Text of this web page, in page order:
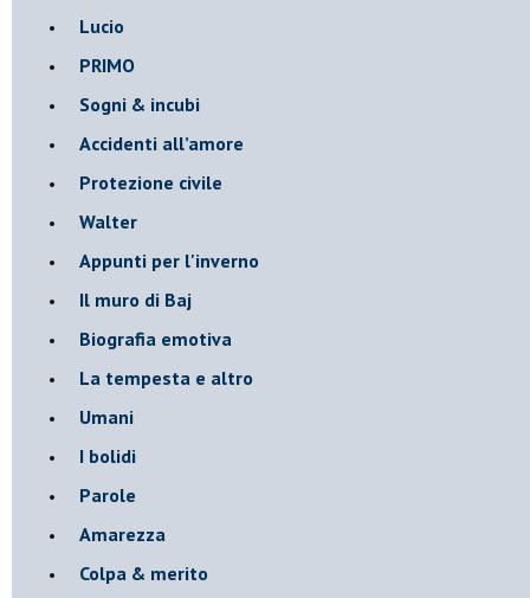
Lucio
PRIMO
Sogni & incubi
Accidenti all’amore
Protezione civile
Walter
Appunti per l'inverno
Il muro di Baj
Biografia emotiva
La tempesta e altro
Umani
I bolidi
Parole
Amarezza
Colpa & merito